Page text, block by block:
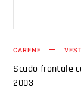
CARENE
Scudo frontale
2003